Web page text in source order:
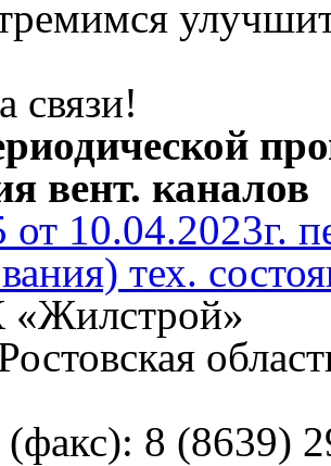
связи!
вент. каналов
10.04.2023г.
тех.
8 (8639)